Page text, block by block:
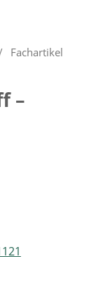
Fachartikel
–